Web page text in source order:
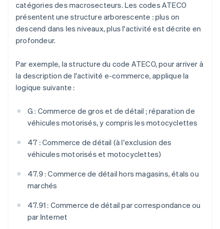
catégories des macrosecteurs. Les codes ATECO
présentent une structure arborescente : plus on
descend dans les niveaux, plus l'activité est décrite en
profondeur.
Par exemple, la structure du code ATECO, pour arriver à
la description de l'activité e-commerce, applique la
logique suivante :
G : Commerce de gros et de détail ; réparation de
véhicules motorisés, y compris les motocyclettes
47 : Commerce de détail (à l'exclusion des
véhicules motorisés et motocyclettes)
47.9 : Commerce de détail hors magasins, étals ou
marchés
47.91 : Commerce de détail par correspondance ou
par Internet